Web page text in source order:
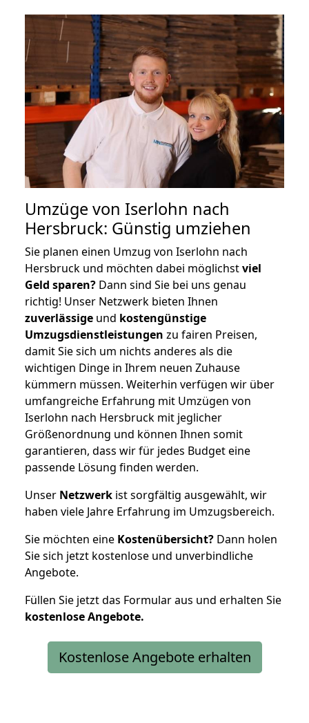
Umzüge von Iserlohn nach
Hersbruck: Günstig umziehen
Sie planen einen Umzug von Iserlohn nach
Hersbruck und möchten dabei möglichstviel
Geld sparen? Dann sind Sie bei uns genau
richtig! Unser Netzwerk bieten Ihnen
zuverlässige und kostengünstige
Umzugsdienstleistungen zu fairen Preisen,
damit Sie sich um nichts anderes als die
wichtigen Dinge in Ihrem neuen Zuhause
kümmern müssen. Weiterhin verfügen wir über
umfangreiche Erfahrung mit Umzügen von
Iserlohn nach Hersbruck mit jeglicher
Größenordnung und können Ihnen somit
garantieren, dass wir für jedes Budget eine
passende Lösung finden werden.
Unser Netzwerk ist sorgfältig ausgewählt, wir
haben viele Jahre Erfahrung im Umzugsbereich.
Sie möchten eine Kostenübersicht? Dann holen
Sie sich jetzt kostenlose und unverbindliche
Angebote.
Füllen Sie jetzt das Formular aus und erhalten Sie
kostenloseAngebote.
Kostenlose Angebote erhalten